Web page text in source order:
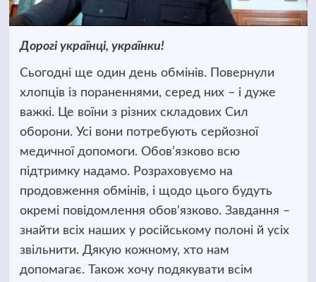
Дорогі українці, українки!
Сьогодні ще один день обмінів. Повернули
хлопців із пораненнями, серед них – і дуже
важкі. Це воїни з різних складових Сил
оборони. Усі вони потребують серйозної
медичної допомоги. Обов’язково всю
підтримку надамо. Розраховуємо на
продовження обмінів, і щодо цього будуть
окремі повідомлення обовʼязково. Завдання –
знайти всіх наших у російському полоні й усіх
звільнити. Дякую кожному, хто нам
допомагає. Також хочу подякувати всім